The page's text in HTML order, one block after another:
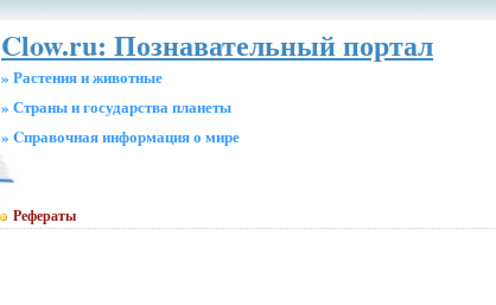
Clow.ru: Познавательный портал
» Растения и животные
» Страны и государства планеты
» Cправочная информация о мире
Рефераты